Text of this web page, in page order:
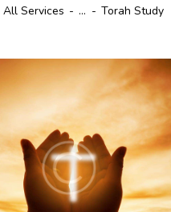
All Services ... Torah Study